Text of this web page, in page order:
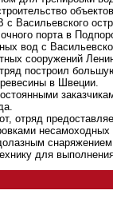
с Васильевского
порта в
вод с
сооружений
построил
в Швеции.
отряд
несамоходных
для